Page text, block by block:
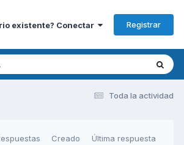
existente? Conectar Registrar
Toda la actividad
Creado Última respuesta